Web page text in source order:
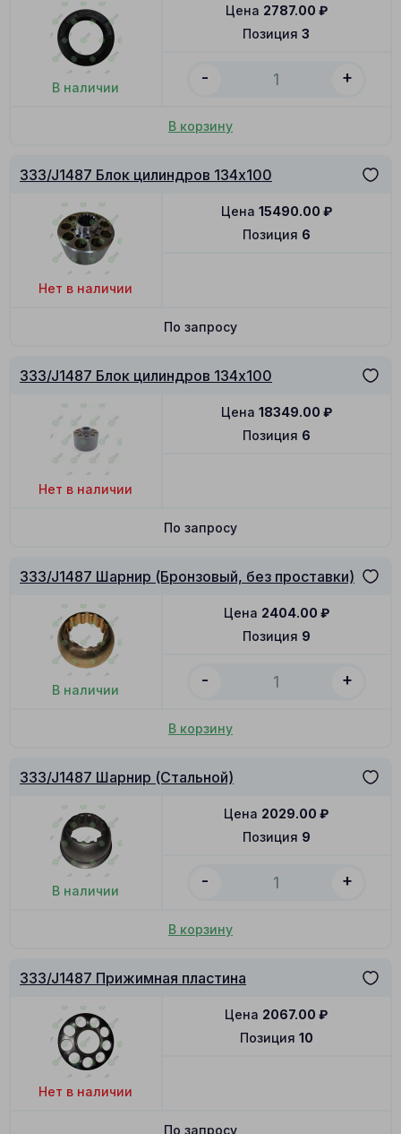
В наличии
Позиция 3
Цена 2787.00 ₽
- +
В корзину
333/J1487 Блок цилиндров 134x100
Нет в наличии
Позиция 6
Цена 15490.00 ₽
По запросу
333/J1487 Блок цилиндров 134x100
Нет в наличии
Позиция 6
Цена 18349.00 ₽
По запросу
333/J1487 Шарнир (Бронзовый, без проставки)
В наличии
Позиция 9
Цена 2404.00 ₽
- +
В корзину
333/J1487 Шарнир (Стальной)
В наличии
Позиция 9
Цена 2029.00 ₽
- +
В корзину
333/J1487 Прижимная пластина
Нет в наличии
Позиция 10
Цена 2067.00 ₽
По запросу